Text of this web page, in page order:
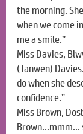
the morning.
when we come
me a smile.”
Miss Davies,
(Tanwen)
do when she
confidence.”
Miss Brown,
Brown…mmm…